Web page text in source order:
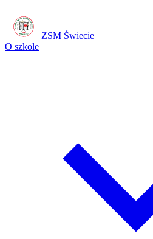
ZSM Świecie
O szkole